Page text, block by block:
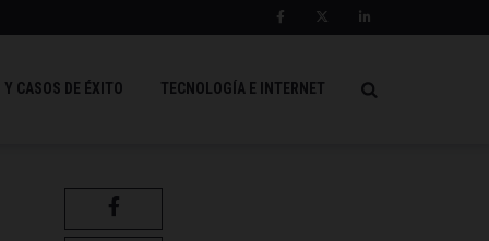
Y CASOS DE ÉXITO TECNOLOGÍA E INTERNET